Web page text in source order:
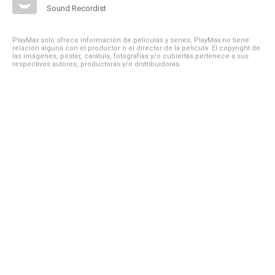
Sound Recordist
PlayMax solo ofrece información de películas y series, PlayMax no tiene
relación alguna con el productor o el director de la película. El copyright de
las imágenes, póster, carátula, fotografías y/o cubiertas pertenece a sus
respectivos autores, productoras y/o distribuidoras.